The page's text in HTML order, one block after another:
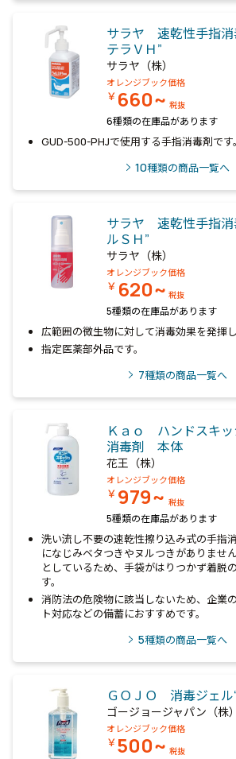
サラヤ 速乾性手指消
テラＶＨ”
サラヤ（株）
オレンジブック価格
￥ 660~ 税抜
6種類の在庫品があります
GUD-500-PHJで使用する手指消毒剤です。
10種類の商品一覧へ
サラヤ 速乾性手指消
ルＳＨ”
サラヤ（株）
オレンジブック価格
￥ 620~ 税抜
5種類の在庫品があります
広範囲の微生物に対して消毒効果を発揮し
指定医薬部外品です。
7種類の商品一覧へ
Ｋａｏ ハンドスキ
消毒剤 本体
花王（株）
オレンジブック価格
￥ 979~ 税抜
5種類の在庫品があります
洗い流し不要の速乾性擦り込み式の手指
になじみベタつきやヌルつきがありませ
としているため、手袋がはりつかず着脱
す。
消防法の危険物に該当しないため、企業
ト対応などの備蓄におすすめです。
5種類の商品一覧へ
ＧＯＪＯ 消毒ジェル
ゴージョージャパン（株）
オレンジブック価格
￥500~ 税抜